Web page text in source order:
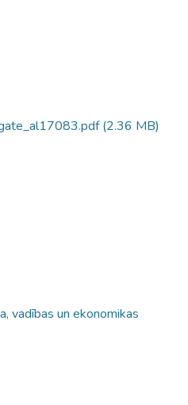
(2.36 MB)
vadības un ekonomikas